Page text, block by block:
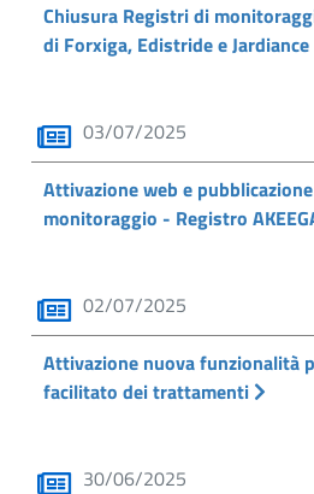
Chiusura Registri di
di Forxiga, Edistride e Jardiance
03/07/2025
Attivazione web e
monitoraggio - Registro
02/07/2025
Attivazione nuova funzionalità
facilitato dei trattamenti
30/06/2025